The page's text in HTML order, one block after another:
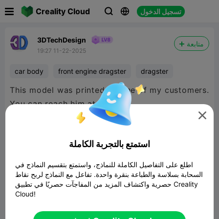
Creality Cloud   تسجيل الدخول
3DTechDesign
19:27 11-22-2025
متابعة
car body front engine dragster dragster
This model was printed by one of my customers.
You can reach him at
https://www.facebook.com/roncoonresins

استمتع بالتجربة الكاملة
اطلع على التفاصيل الكاملة للنماذج، واستمتع بتقسيم النماذج في
السحابة بسلاسة والطباعة بنقرة واحدة. تفاعل مع النماذج لربح نقاط
حصرية واكتشاف المزيد من المفاجآت حصريًا في تطبيق Creality
Cloud!